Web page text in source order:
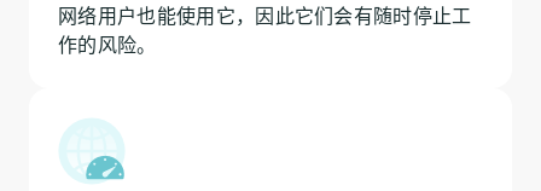
网络用户也能使用它，因此它们会有随时停止工
作的风险。